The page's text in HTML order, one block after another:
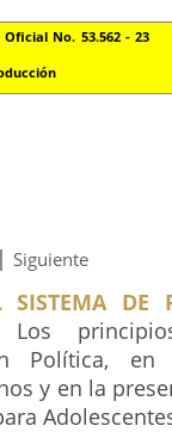
No. 53.562 - 23
| Siguiente
DE
Los
Política, en
y en la